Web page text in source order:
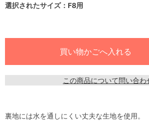
選択されたサイズ：F8用
この商品について問い合わ
裏地には水を通しにくい丈夫な生地を使用。